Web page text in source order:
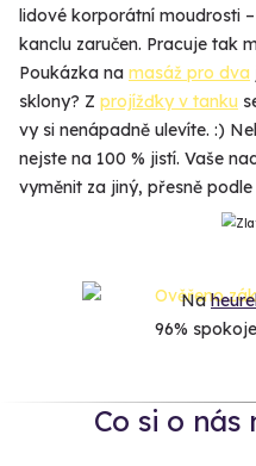
lidové korporátní moudrosti
kanclu zaručen. Pracuje tak
Poukázka na masáž pro dva
sklony? Z projížďky v tanku
vy si nenápadně ulevíte. :)
nejste na 100 % jistí. Vaše
vyměnit za jiný, přesně
Na
96%
Co si o nás